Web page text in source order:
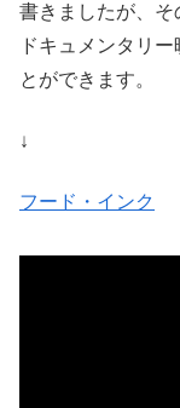
書きましたが、そ
ドキュメンタリ
とができます。
↓
フード・インク